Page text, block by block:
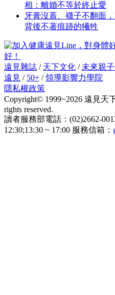
相：離婚不等於終止愛
牙膏沒蓋、襪子不翻面
背後不著痕跡的犧牲
好！
遠見雜誌 / 天下文化 / 未來親
遠見 / 50+ /領導影響力學院
隱私權政策
Copyright© 1999~2026 遠見
rights reserved.
讀者服務部電話：(02)2662-
12:30;13:30 ~ 17:00 服務信箱：